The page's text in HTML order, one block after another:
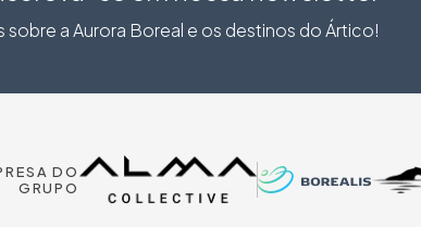
a Aurora Boreal e os destinos do Ártico!
DO
GRUPO